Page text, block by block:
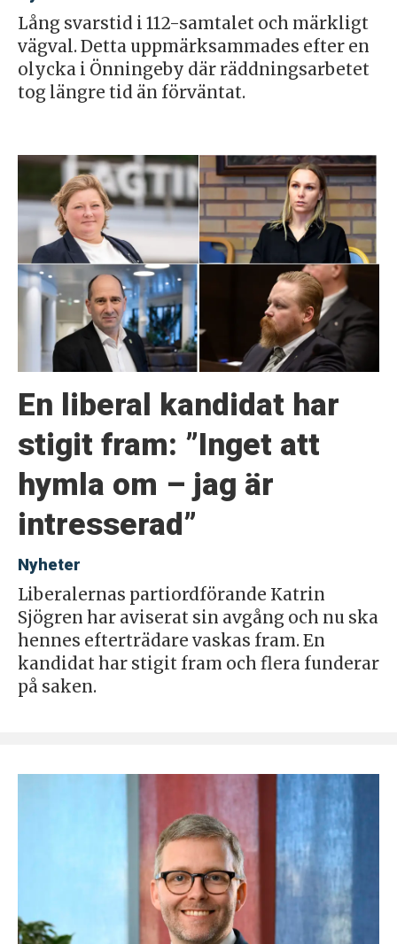
Lång svarstid i 112-samtalet och märkligt
vägval. Detta uppmärksammades efter en
olycka i Önningeby där räddningsarbetet
tog längre tid än förväntat.
En liberal kandidat har
stigit fram: ”Inget att
hymla om – jag är
intresserad”
Nyheter
Liberalernas partiordförande Katrin
Sjögren har aviserat sin avgång och nu ska
hennes efterträdare vaskas fram. En
kandidat har stigit fram och flera funderar
på saken.